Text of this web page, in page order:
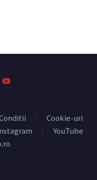
Cookie-uri
YouTube